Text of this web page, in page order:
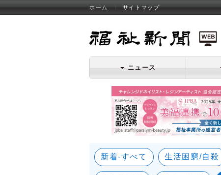
ホーム サイトマップ
ニュース
新着-すべて 生活困窮/自殺